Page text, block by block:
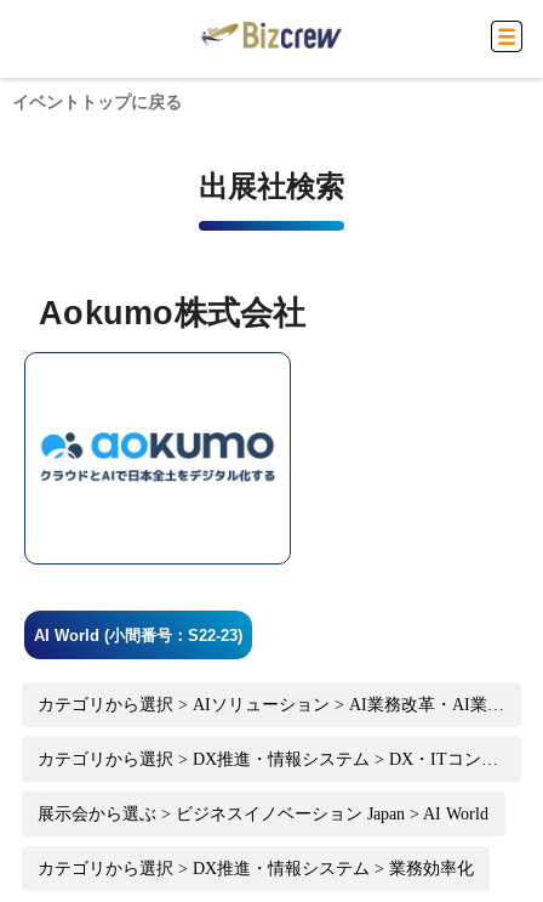
イベントトップに戻る
出展社検索
Aokumo株式会社
AI World (小間番号：S22-23)
カテゴリから選択 > AIソリューション > AI業務改革・AI業務
カテゴリから選択 > DX推進・情報システム > DX・ITコンサ
展示会から選ぶ > ビジネスイノベーション Japan > AI World
カテゴリから選択 > DX推進・情報システム > 業務効率化